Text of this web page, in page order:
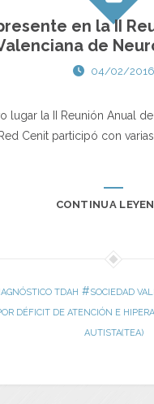
en la II
de
04/02/2016
lugar la II Reunión Anual
Cenit participó con
CONTINUA
TDAH #SOCIEDAD
DÉFICIT DE ATENCIÓN E
AUTISTA(TEA)